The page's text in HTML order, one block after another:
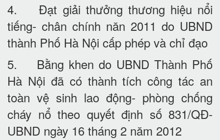
4. Đạt giải thưởng thương hiệu nổi
tiếng- chân chính năn 2011 do UBND
thành Phố Hà Nội cấp phép và chỉ đạo
5. Bằng khen do UBND Thành Phố
Hà Nội đã có thành tích công tác an
toàn vệ sinh lao động- phòng chống
cháy nổ theo quyết định số 831/QĐ-
UBND ngày 16 tháng 2 năm 2012